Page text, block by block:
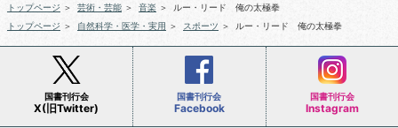
トップページ ＞ 芸術・芸能 ＞ 音楽 ＞
ルー・リード 俺の太極拳
トップページ ＞ 自然科学・医学・実用 ＞ スポーツ ＞ ルー・リード 俺の太極拳
国書刊行会
X(旧Twitter)
国書刊行会
Facebook
国書刊行会
Instagram